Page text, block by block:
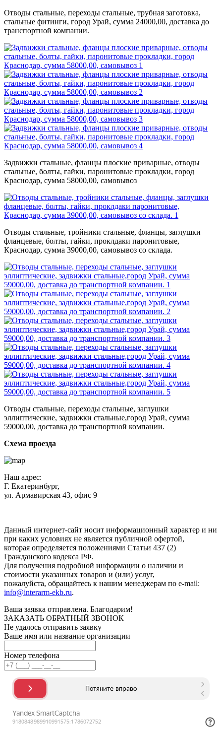
Отводы стальные, переходы стальные, трубная заготовка,
стальные фитинги, город Урай, сумма 24000,00, доставка до
транспортной компании.
Задвижки стальные, фланцы плоские приварные, отводы
стальные, болты, гайки, паронитовые прокладки, город
Краснодар, сумма 58000,00, самовывоз
Отводы стальные, тройники стальные, фланцы, заглушки
фланцевые, болты, гайки, проклдаки паронитовые,
Краснодар, сумма 39000,00, самовывоз со склада.
Отводы стальные, переходы стальные, заглушки
эллиптические, задвижки стальные,город Урай, сумма
59000,00, доставка до транспортной компании.
Схема проезда
Наш адрес:
Г. Екатеринбург,
ул. Армавирская 43, офис 9
Данный интернет-сайт носит информационный характер и ни
при каких условиях не является публичной офертой,
которая определяется положениями Статьи 437 (2)
Гражданского кодекса РФ.
Для получения подробной информации о наличии и
стоимости указанных товаров и (или) услуг,
пожалуйста, обращайтесь к нашим менеджерам по e-mail:
info@interarm-ekb.ru.
Ваша заявка отправлена. Благодарим!
ЗАКАЗАТЬ ОБРАТНЫЙ ЗВОНОК
Не удалось отправить заявку
Ваше имя или название организации
Номер телефона